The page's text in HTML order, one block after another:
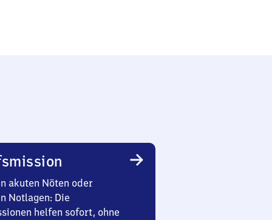
akuten Nöten oder
Notlagen: Die
helfen sofort, ohne